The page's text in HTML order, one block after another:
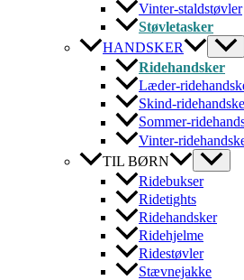
Vinter-staldstøvler
Støvletasker
HANDSKER
Ridehandsker
Læder-
Skind-
Sommer-
Vinter-
TIL BØRN
Ridebukser
Ridetights
Ridehandsker
Ridehjelme
Ridestøvler
Stævnejakke